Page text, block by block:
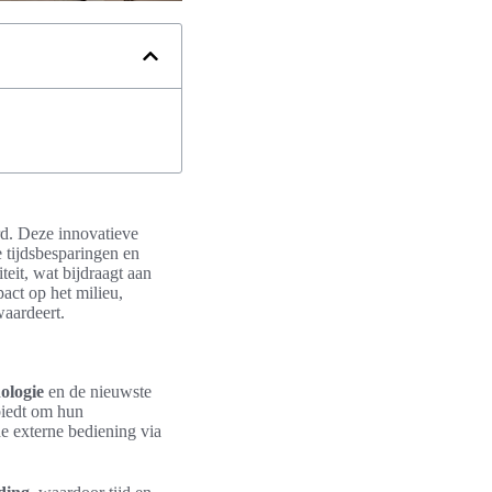
Deze innovatieve
en
wat bijdraagt aan
op het milieu,
en de nieuwste
om hun
externe bediening via